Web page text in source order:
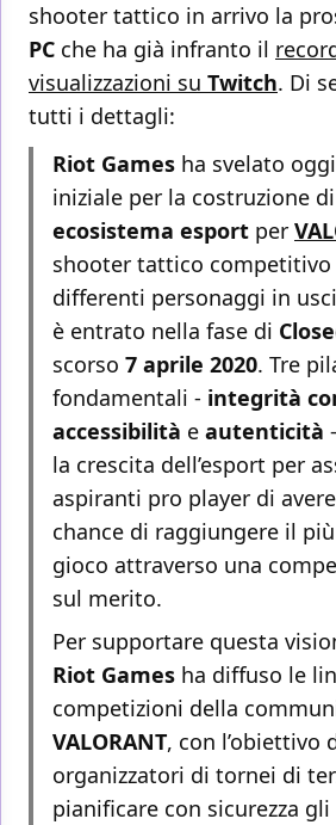
shooter tattico in arrivo la
PC che ha già infranto il
visualizzazioni su Twitch. Di
tutti i dettagli:
Riot Games ha svelato
iniziale per la costruzione
ecosistema esport per
shooter tattico competitivo
differenti personaggi in
è entrato nella fase di
scorso 7 aprile 2020. Tre
fondamentali - integrità
accessibilità e autenticità
la crescita dell’esport per
aspiranti pro player di
chance di raggiungere il
gioco attraverso una
sul merito.
Per supportare questa
Riot Games ha diffuso le
competizioni della
VALORANT, con l’obiettivo
organizzatori di tornei di
pianificare con sicurezza